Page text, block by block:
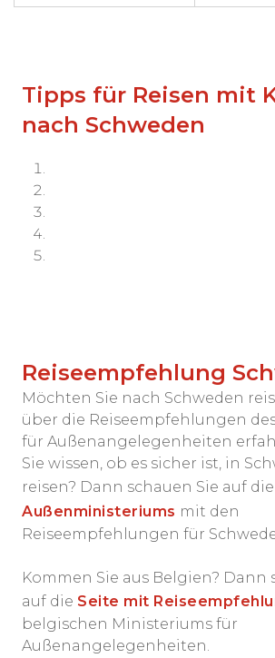
Tipps für Reisen mit
nach Schweden
Reiseempfehlung
Möchten Sie nach Schweden
über die Reiseempfehlungen
für Außenangelegenheiten
Sie wissen, ob es sicher ist, in
reisen? Dann schauen Sie auf die
Außenministeriums mit den
Reiseempfehlungen für
Kommen Sie aus Belgien? Dann
auf die Seite mit
belgischen Ministeriums für
Außenangelegenheiten.